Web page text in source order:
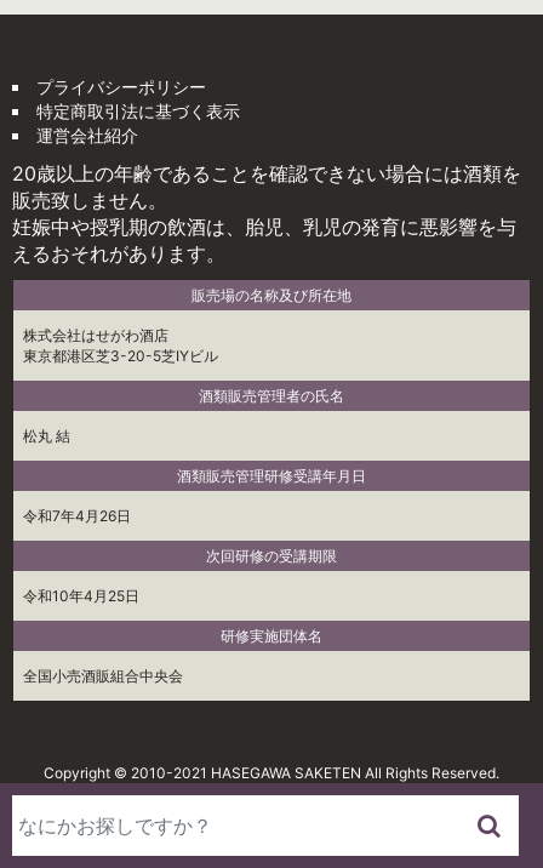
プライバシーポリシー
特定商取引法に基づく表示
運営会社紹介
20歳以上の年齢であることを確認できない場合には酒類を
販売致しません。
妊娠中や授乳期の飲酒は、胎児、乳児の発育に悪影響を与
えるおそれがあります。
販売場の名称及び所在地
株式会社はせがわ酒店
東京都港区芝3-20-5芝IYビル
酒類販売管理者の氏名
松丸 結
酒類販売管理研修受講年月日
令和7年4月26日
次回研修の受講期限
令和10年4月25日
研修実施団体名
全国小売酒販組合中央会
Copyright © 2010-2021 HASEGAWA SAKETEN All Rights Reserved.